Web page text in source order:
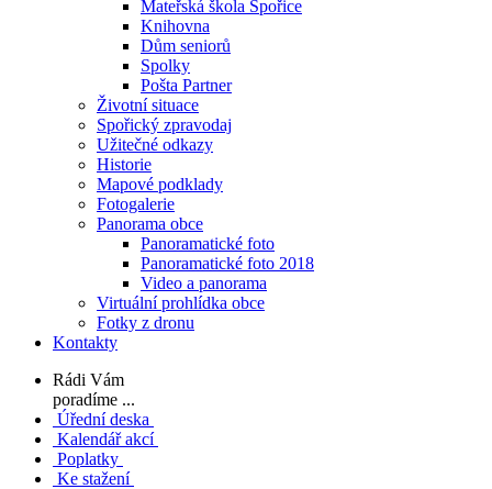
Mateřská škola Spořice
Knihovna
Dům seniorů
Spolky
Pošta Partner
Životní situace
Spořický zpravodaj
Užitečné odkazy
Historie
Mapové podklady
Fotogalerie
Panorama obce
Panoramatické foto
Panoramatické foto 2018
Video a panorama
Virtuální prohlídka obce
Fotky z dronu
Kontakty
Rádi Vám
poradíme ...
Úřední deska
Kalendář akcí
Poplatky
Ke stažení